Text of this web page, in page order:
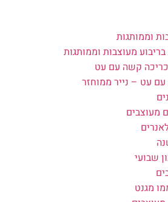
וממותגות
מעוצבות וממותגות
קשה עם עט
עט – נייר ממוחזר
מעוצבים
שבועי
מגנט